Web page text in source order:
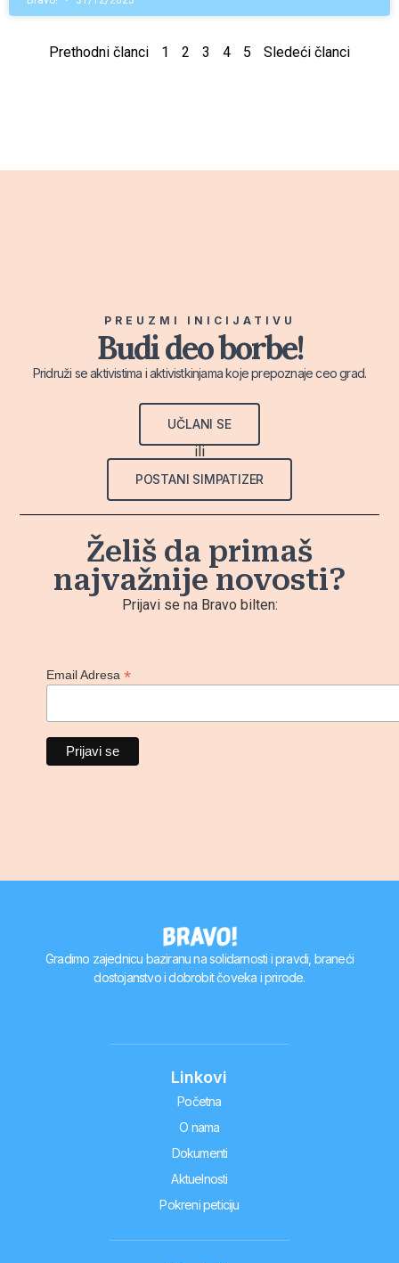
Prethodni članci 1 2 3 4 5 Sledeći članci
PREUZMI INICIJATIVU
Budi deo borbe!
Pridruži se aktivistima i aktivistkinjama koje prepoznaje ceo grad.
UČLANI SE
ili
POSTANI SIMPATIZER
Želiš da primaš
najvažnije novosti?
Prijavi se na Bravo bilten:
Email Adresa*
Gradimo zajednicu baziranu na solidarnosti i pravdi, braneći
dostojanstvo i dobrobit čoveka i prirode.
Linkovi
Početna
O nama
Dokumenti
Aktuelnosti
Pokreni peticiju